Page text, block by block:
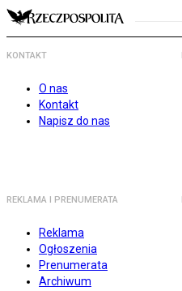
KONTAKT
O nas
Kontakt
Napisz do nas
REKLAMA I PRENUMERATA
Reklama
Ogłoszenia
Prenumerata
Archiwum